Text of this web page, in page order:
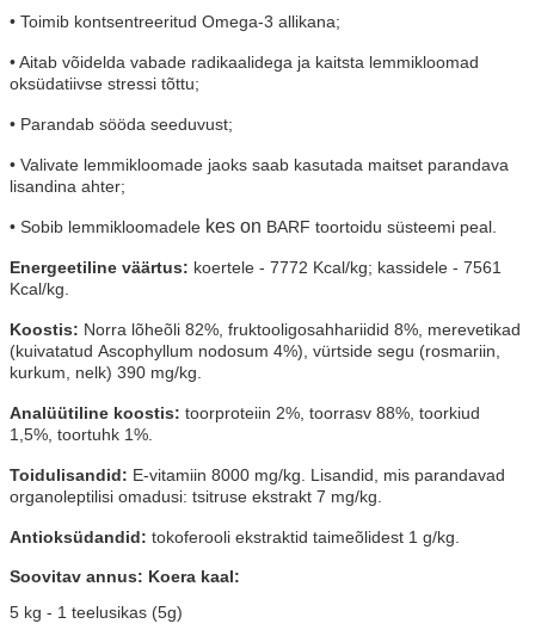
• Toimib kontsentreeritud Omega-3 allikana;
• Aitab võidelda vabade radikaalidega ja kaitsta lemmikloomad
oksüdatiivse stressi tõttu;
• Parandab sööda seeduvust;
• Valivate lemmikloomade jaoks saab kasutada maitset parandava
lisandina ahter;
• Sobib lemmikloomadele kes on BARF toortoidu süsteemi peal.
Energeetiline väärtus: koertele - 7772 Kcal/kg; kassidele - 7561
Kcal/kg.
Koostis: Norra lõheõli 82%, fruktooligosahhariidid 8%, merevetikad
(kuivatatud Ascophyllum nodosum 4%), vürtside segu (rosmariin,
kurkum, nelk) 390 mg/kg.
Analüütiline koostis: toorproteiin 2%, toorrasv 88%, toorkiud
1,5%, toortuhk 1%.
Toidulisandid: E-vitamiin 8000 mg/kg. Lisandid, mis parandavad
organoleptilisi omadusi: tsitruse ekstrakt 7 mg/kg.
Antioksüdandid: tokoferooli ekstraktid taimeõlidest 1 g/kg.
Soovitav annus: Koera kaal:
5 kg - 1 teelusikas (5g)